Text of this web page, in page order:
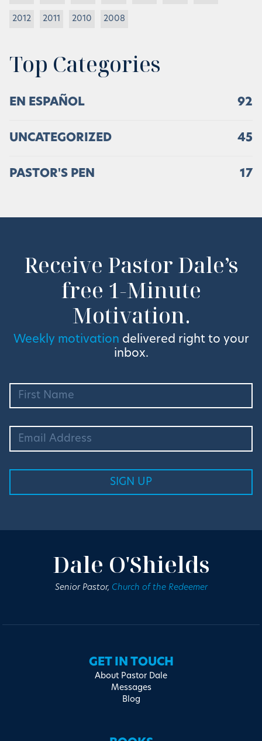
2012 2011 2010 2008
Top Categories
EN ESPAÑOL 92
UNCATEGORIZED 45
PASTOR'S PEN 17
Receive Pastor Dale’s
free 1-Minute
Motivation.
Weekly motivation delivered right to your
inbox.
Dale O'Shields
Senior Pastor, Church of the Redeemer
GET IN TOUCH
About Pastor Dale
Messages
Blog